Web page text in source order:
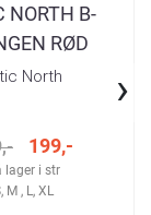
NORTH B-
RØD
T-SKJORTE
North
199,-
lager i str
M , L, XL
›